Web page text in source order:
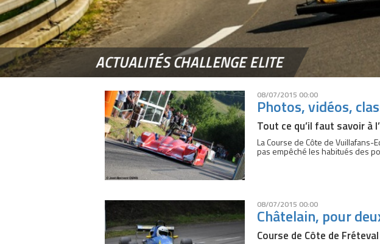
ACTUALITÉS CHALLENGE ELITE
08/07/2015 00:00
Photos, vidéos,
Tout ce qu’il faut savoir à
La Course de Côte de
pas empêché les habitués des
08/07/2015 00:00
Châtelain, pour
Course de Côte de